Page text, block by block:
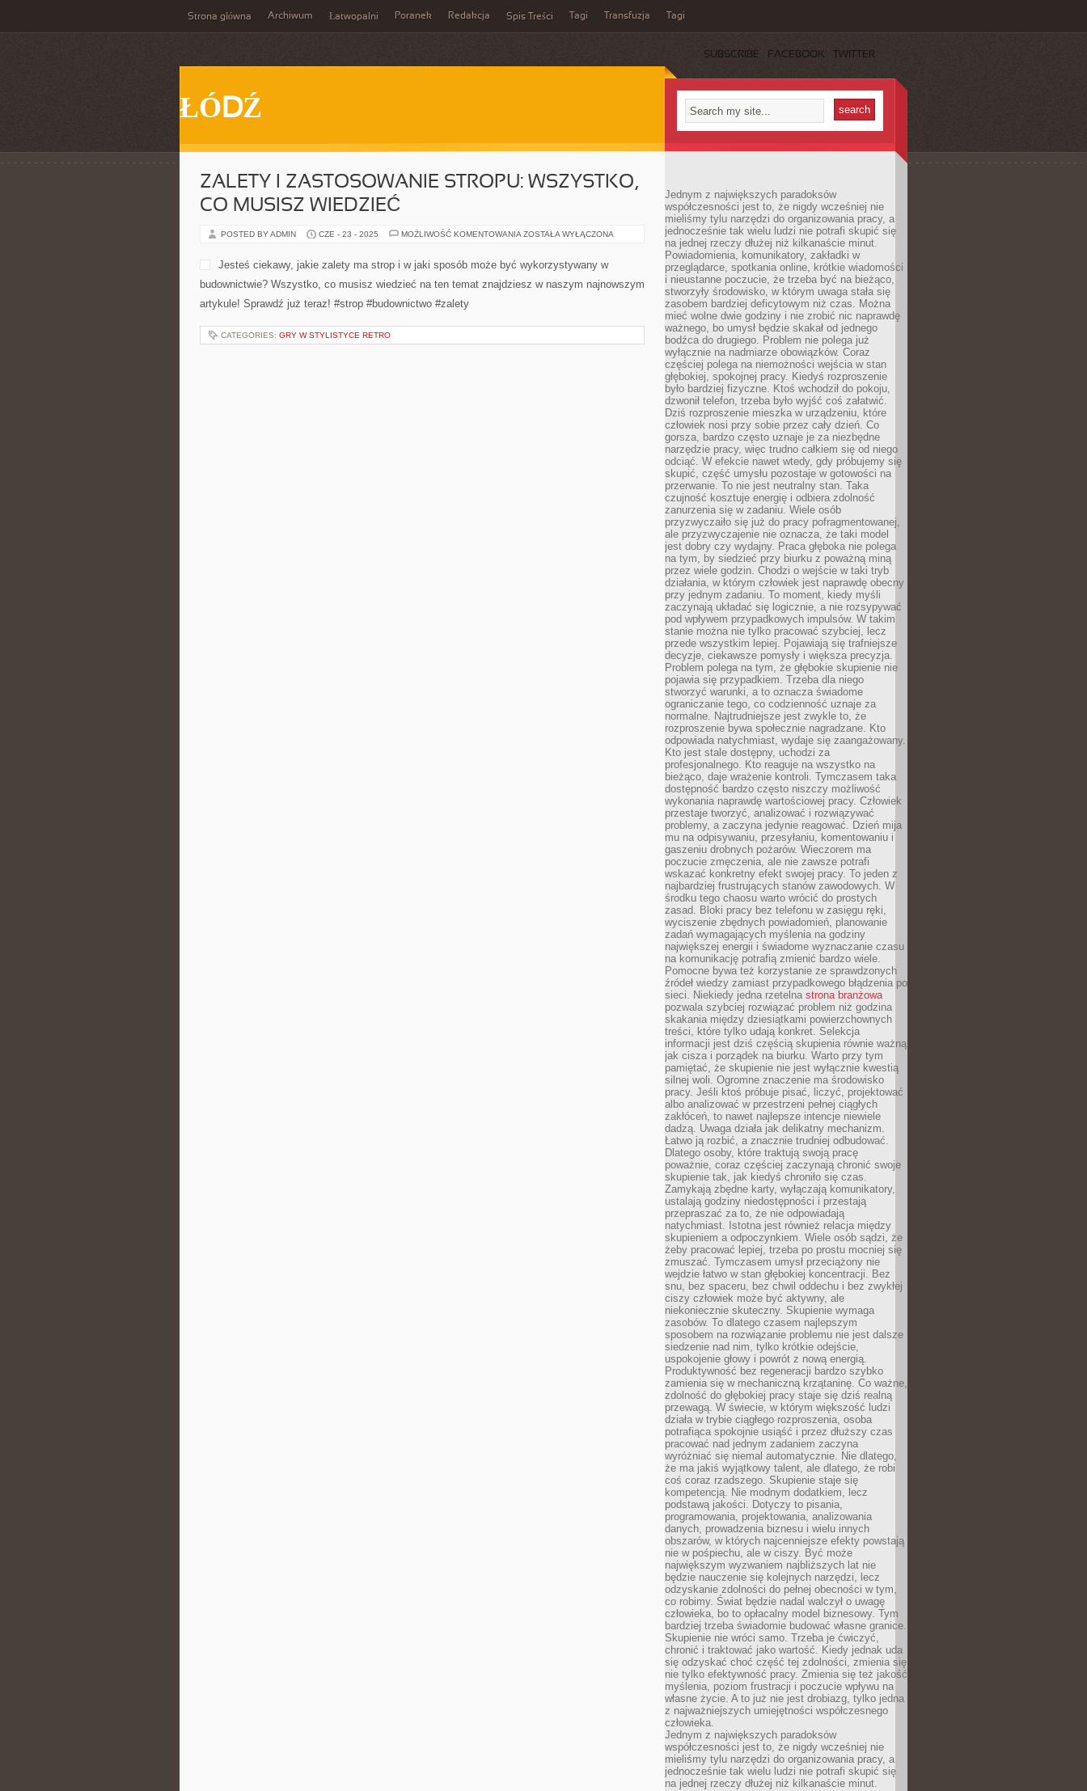
Strona główna Archiwum Łatwopalni Poranek Redakcja Spis Treści Tagi Transfuzja Tagi
SUBSCRIBE FACEBOOK TWITTER
ŁÓDŹ
ZALETY I ZASTOSOWANIE STROPU: WSZYSTKO,
CO MUSISZ WIEDZIEĆ
POSTED BY ADMIN CZE - 23 - 2025 MOŻLIWOŚĆ KOMENTOWANIA ZALETY
STROPU:
WSZYSTKO,
MUSISZ
ZOSTAŁA WYŁĄCZONA
Jesteś ciekawy, jakie zalety ma strop i w jaki sposób może być wykorzystywany w
budownictwie? Wszystko, co musisz wiedzieć na ten temat znajdziesz w naszym najnowszym
artykule! Sprawdź już teraz! #strop #budownictwo #zalety
CATEGORIES: GRY W STYLISTYCE RETRO
Jednym z największych paradoksów
współczesności jest to, że nigdy wcześniej nie
mieliśmy tylu narzędzi do organizowania pracy, a
jednocześnie tak wielu ludzi nie potrafi skupić się
na jednej rzeczy dłużej niż kilkanaście minut.
Powiadomienia, komunikatory, zakładki w
przeglądarce, spotkania online, krótkie wiadomości
i nieustanne poczucie, że trzeba być na bieżąco,
stworzyły środowisko, w którym uwaga stała się
zasobem bardziej deficytowym niż czas. Można
mieć wolne dwie godziny i nie zrobić nic naprawdę
ważnego, bo umysł będzie skakał od jednego
bodźca do drugiego. Problem nie polega już
wyłącznie na nadmiarze obowiązków. Coraz
częściej polega na niemożności wejścia w stan
głębokiej, spokojnej pracy. Kiedyś rozproszenie
było bardziej fizyczne. Ktoś wchodził do pokoju,
dzwonił telefon, trzeba było wyjść coś załatwić.
Dziś rozproszenie mieszka w urządzeniu, które
człowiek nosi przy sobie przez cały dzień. Co
gorsza, bardzo często uznaje je za niezbędne
narzędzie pracy, więc trudno całkiem się od niego
odciąć. W efekcie nawet wtedy, gdy próbujemy się
skupić, część umysłu pozostaje w gotowości na
przerwanie. To nie jest neutralny stan. Taka
czujność kosztuje energię i odbiera zdolność
zanurzenia się w zadaniu. Wiele osób
przyzwyczaiło się już do pracy pofragmentowanej,
ale przyzwyczajenie nie oznacza, że taki model
jest dobry czy wydajny. Praca głęboka nie polega
na tym, by siedzieć przy biurku z poważną miną
przez wiele godzin. Chodzi o wejście w taki tryb
działania, w którym człowiek jest naprawdę obecny
przy jednym zadaniu. To moment, kiedy myśli
zaczynają układać się logicznie, a nie rozsypywać
pod wpływem przypadkowych impulsów. W takim
stanie można nie tylko pracować szybciej, lecz
przede wszystkim lepiej. Pojawiają się trafniejsze
decyzje, ciekawsze pomysły i większa precyzja.
Problem polega na tym, że głębokie skupienie nie
pojawia się przypadkiem. Trzeba dla niego
stworzyć warunki, a to oznacza świadome
ograniczanie tego, co codzienność uznaje za
normalne. Najtrudniejsze jest zwykle to, że
rozproszenie bywa społecznie nagradzane. Kto
odpowiada natychmiast, wydaje się zaangażowany.
Kto jest stale dostępny, uchodzi za
profesjonalnego. Kto reaguje na wszystko na
bieżąco, daje wrażenie kontroli. Tymczasem taka
dostępność bardzo często niszczy możliwość
wykonania naprawdę wartościowej pracy. Człowiek
przestaje tworzyć, analizować i rozwiązywać
problemy, a zaczyna jedynie reagować. Dzień mija
mu na odpisywaniu, przesyłaniu, komentowaniu i
gaszeniu drobnych pożarów. Wieczorem ma
poczucie zmęczenia, ale nie zawsze potrafi
wskazać konkretny efekt swojej pracy. To jeden z
najbardziej frustrujących stanów zawodowych. W
środku tego chaosu warto wrócić do prostych
zasad. Bloki pracy bez telefonu w zasięgu ręki,
wyciszenie zbędnych powiadomień, planowanie
zadań wymagających myślenia na godziny
największej energii i świadome wyznaczanie czasu
na komunikację potrafią zmienić bardzo wiele.
Pomocne bywa też korzystanie ze sprawdzonych
źródeł wiedzy zamiast przypadkowego błądzenia po
sieci. Niekiedy jedna rzetelna strona branżowa
pozwala szybciej rozwiązać problem niż godzina
skakania między dziesiątkami powierzchownych
treści, które tylko udają konkret. Selekcja
informacji jest dziś częścią skupienia równie ważną
jak cisza i porządek na biurku. Warto przy tym
pamiętać, że skupienie nie jest wyłącznie kwestią
silnej woli. Ogromne znaczenie ma środowisko
pracy. Jeśli ktoś próbuje pisać, liczyć, projektować
albo analizować w przestrzeni pełnej ciągłych
zakłóceń, to nawet najlepsze intencje niewiele
dadzą. Uwaga działa jak delikatny mechanizm.
Łatwo ją rozbić, a znacznie trudniej odbudować.
Dlatego osoby, które traktują swoją pracę
poważnie, coraz częściej zaczynają chronić swoje
skupienie tak, jak kiedyś chroniło się czas.
Zamykają zbędne karty, wyłączają komunikatory,
ustalają godziny niedostępności i przestają
przepraszać za to, że nie odpowiadają
natychmiast. Istotna jest również relacja między
skupieniem a odpoczynkiem. Wiele osób sądzi, że
żeby pracować lepiej, trzeba po prostu mocniej się
zmuszać. Tymczasem umysł przeciążony nie
wejdzie łatwo w stan głębokiej koncentracji. Bez
snu, bez spaceru, bez chwil oddechu i bez zwykłej
ciszy człowiek może być aktywny, ale
niekoniecznie skuteczny. Skupienie wymaga
zasobów. To dlatego czasem najlepszym
sposobem na rozwiązanie problemu nie jest dalsze
siedzenie nad nim, tylko krótkie odejście,
uspokojenie głowy i powrót z nową energią.
Produktywność bez regeneracji bardzo szybko
zamienia się w mechaniczną krzątaninę. Co ważne,
zdolność do głębokiej pracy staje się dziś realną
przewagą. W świecie, w którym większość ludzi
działa w trybie ciągłego rozproszenia, osoba
potrafiąca spokojnie usiąść i przez dłuższy czas
pracować nad jednym zadaniem zaczyna
wyróżniać się niemal automatycznie. Nie dlatego,
że ma jakiś wyjątkowy talent, ale dlatego, że robi
coś coraz rzadszego. Skupienie staje się
kompetencją. Nie modnym dodatkiem, lecz
podstawą jakości. Dotyczy to pisania,
programowania, projektowania, analizowania
danych, prowadzenia biznesu i wielu innych
obszarów, w których najcenniejsze efekty powstają
nie w pośpiechu, ale w ciszy. Być może
największym wyzwaniem najbliższych lat nie
będzie nauczenie się kolejnych narzędzi, lecz
odzyskanie zdolności do pełnej obecności w tym,
co robimy. Świat będzie nadal walczył o uwagę
człowieka, bo to opłacalny model biznesowy. Tym
bardziej trzeba świadomie budować własne granice.
Skupienie nie wróci samo. Trzeba je ćwiczyć,
chronić i traktować jako wartość. Kiedy jednak uda
się odzyskać choć część tej zdolności, zmienia się
nie tylko efektywność pracy. Zmienia się też jakość
myślenia, poziom frustracji i poczucie wpływu na
własne życie. A to już nie jest drobiazg, tylko jedna
z najważniejszych umiejętności współczesnego
człowieka.
Jednym z największych paradoksów
współczesności jest to, że nigdy wcześniej nie
mieliśmy tylu narzędzi do organizowania pracy, a
jednocześnie tak wielu ludzi nie potrafi skupić się
na jednej rzeczy dłużej niż kilkanaście minut.